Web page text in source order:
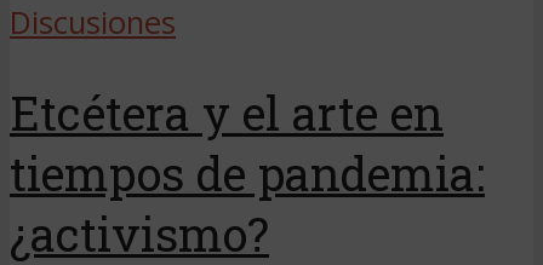
Discusiones
Etcétera y el arte en
tiempos de pandemia:
¿activismo?